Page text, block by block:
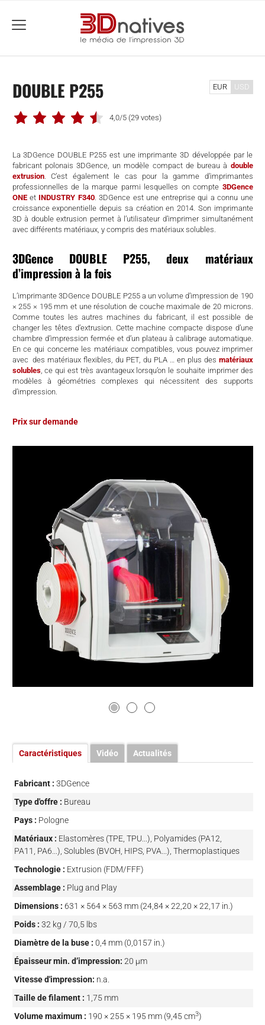
menu
DOUBLE P255
4,0/5 (29 votes)
La 3DGence DOUBLE P255 est une imprimante 3D développée par le
fabricant polonais 3DGence, un modèle compact de bureau à double
extrusion. C’est également le cas pour la gamme d’imprimantes
professionnelles de la marque parmi lesquelles on compte 3DGence
ONEet INDUSTRY F340. 3DGence est une entreprise qui a connu une
croissance exponentielle depuis sa création en 2014. Son imprimante
3D à double extrusion permet à l’utilisateur d’imprimer simultanément
avec différents matériaux, y compris des matériaux solubles.
3DGence DOUBLE P255, deux matériaux
d’impression à la fois
L’imprimante 3DGence DOUBLE P255 a un volume d’impression de 190
× 255 × 195 mm et une résolution de couche maximale de 20 microns.
Comme toutes les autres machines du fabricant, il est possible de
changer les têtes d’extrusion. Cette machine compacte dispose d’une
chambre d’impression fermée et d’un plateau à calibrage automatique.
En ce qui concerne les matériaux compatibles, vous pouvez imprimer
avec des matériaux flexibles, du PET, du PLA … en plus des matériaux
solubles, ce qui est très avantageux lorsqu’on le souhaite imprimer des
modèles à géométries complexes qui nécessitent des supports
d’impression.
EUR USD
Prix sur demande
Caractéristiques Vidéo Actualités
Fabricant : 3DGence
Type d'offre : Bureau
Pays : Pologne
Matériaux : Elastomères (TPE, TPU...), Polyamides (PA12,
PA11, PA6...), Solubles (BVOH, HIPS, PVA...), Thermoplastiques
Technologie : Extrusion (FDM/FFF)
Assemblage : Plug and Play
Dimensions : 631 × 564 × 563 mm (24,84 × 22,20 × 22,17 in.)
Poids : 32 kg / 70,5 lbs
Diamètre de la buse : 0,4 mm (0,0157 in.)
Épaisseur min. d’impression: 20 µm
Vitesse d'impression: n.a.
Taille de filament : 1,75 mm
Volume maximum : 190 × 255 × 195 mm (9,45 cm3)